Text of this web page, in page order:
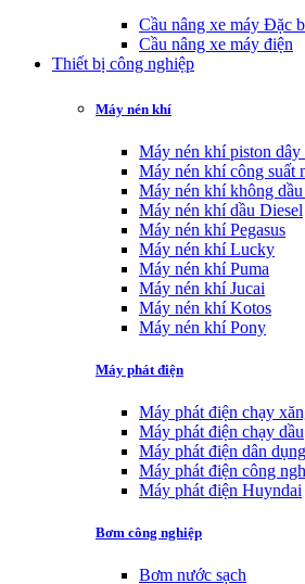
Cầu nâng xe máy Đặc
Cầu nâng xe máy điện
Thiết bị công nghiệp
Máy nén khí
Máy nén khí piston dây
Máy nén khí công suất
Máy nén khí không
Máy nén khí dầu Diesel
Máy nén khí Pegasus
Máy nén khí Lucky
Máy nén khí Puma
Máy nén khí Jucai
Máy nén khí Kotos
Máy nén khí Pony
Máy phát điện
Máy phát điện chạy
Máy phát điện chạy dầu
Máy phát điện dân
Máy phát điện công
Máy phát điện Huyndai
Bơm công nghiệp
Bơm nước sạch